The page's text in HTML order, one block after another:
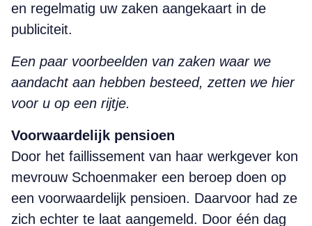
en regelmatig uw zaken aangekaart in de
publiciteit.
Een paar voorbeelden van zaken waar we
aandacht aan hebben besteed, zetten we hier
voor u op een rijtje.
Voorwaardelijk pensioen
Door het faillissement van haar werkgever kon
mevrouw Schoenmaker een beroep doen op
een voorwaardelijk pensioen. Daarvoor had ze
zich echter te laat aangemeld. Door één dag